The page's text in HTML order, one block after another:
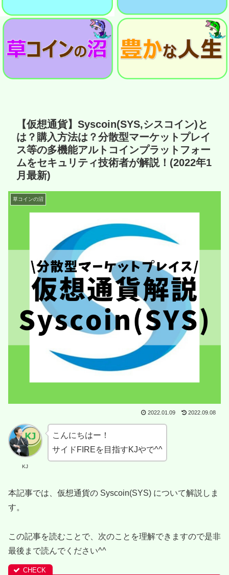
【仮想通貨】Syscoin(SYS,シスコイン)と
は？購入方法は？分散型マーケットプレイ
ス等の多機能アルトコインプラットフォー
ムをセキュリティ技術者が解説！(2022年1
月最新)
草コインの沼
2022.01.09 2022.09.08
KJ
こんにちはー！
サイドFIREを目指すKJやで^^
本記事では、仮想通貨の Syscoin(SYS) について解説しま
す。
この記事を読むことで、次のことを理解できますので是非
最後まで読んでください^^